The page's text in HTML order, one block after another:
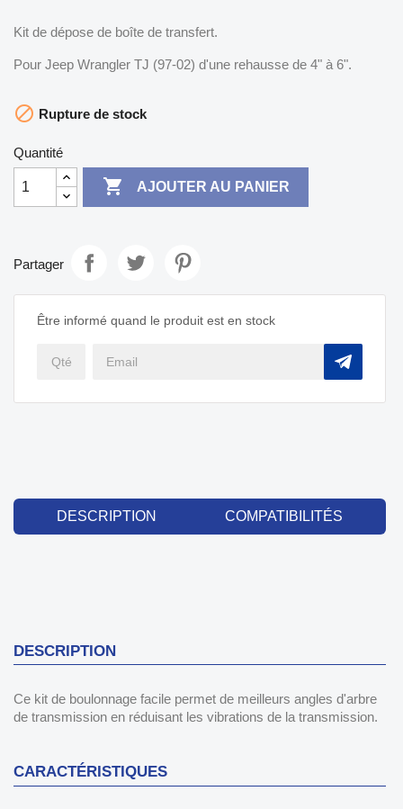
Kit de dépose de boîte de transfert.
Pour Jeep Wrangler TJ (97-02) d'une rehausse de 4" à 6".
 Rupture de stock
Quantité
 AJOUTER AU PANIER
Partager
Être informé quand le produit est en stock
DESCRIPTION COMPATIBILITÉS
DESCRIPTION
Ce kit de boulonnage facile permet de meilleurs angles d'arbre
de transmission en réduisant les vibrations de la transmission.
CARACTÉRISTIQUES